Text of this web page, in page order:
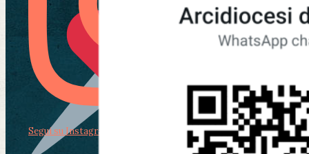
Segui su Instagram